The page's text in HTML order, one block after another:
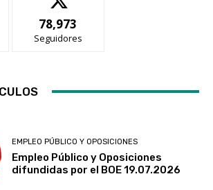
78,973
Seguidores
EMPLEO PÚBLICO Y OPOSICIONES
Empleo Público y Oposiciones
difundidas por el BOE 19.07.2026